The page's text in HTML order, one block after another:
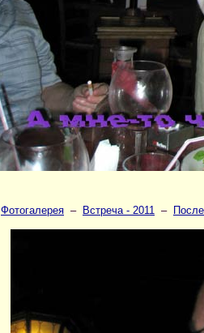
Фотогалерея – Встреча - 2011 –